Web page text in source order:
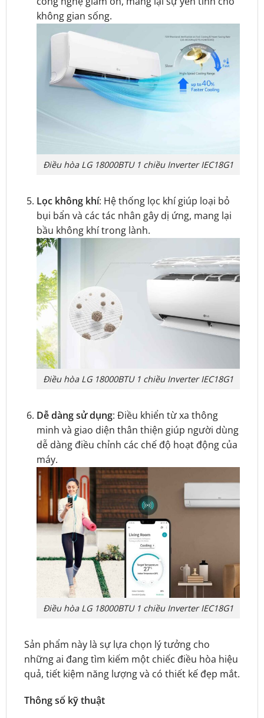
không gian sống.
Điều hòa LG 18000BTU 1 chiều Inverter IEC18G1
Lọc không khí: Hệ thống lọc khí giúp loại bỏ
bụi bẩn và các tác nhân gây dị ứng, mang lại
bầu không khí trong lành.
Điều hòa LG 18000BTU 1 chiều Inverter IEC18G1
Dễ dàng sử dụng: Điều khiển từ xa thông
minh và giao diện thân thiện giúp người dùng
dễ dàng điều chỉnh các chế độ hoạt động của
máy.
Điều hòa LG 18000BTU 1 chiều Inverter IEC18G1
Sản phẩm này là sự lựa chọn lý tưởng cho
những ai đang tìm kiếm một chiếc điều hòa hiệu
quả, tiết kiệm năng lượng và có thiết kế đẹp mắt.
Thông số kỹ thuật